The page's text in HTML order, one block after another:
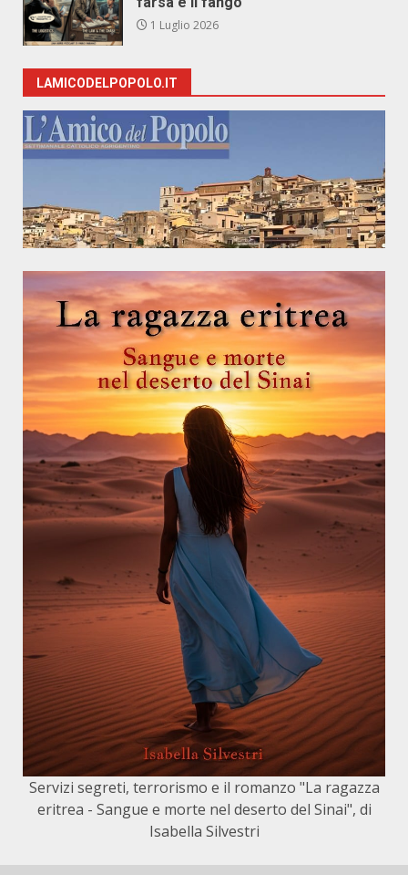
1 Luglio 2026
LAMICODELPOPOLO.IT
Servizi segreti, terrorismo e il romanzo "La ragazza
eritrea - Sangue e morte nel deserto del Sinai", di
Isabella Silvestri